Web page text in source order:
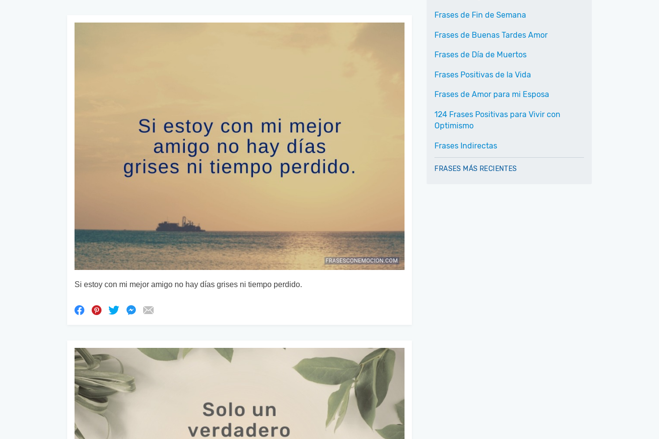
Si estoy con mi mejor amigo no hay días grises ni tiempo perdido.
Frases de Fin de Semana
Frases de Buenas Tardes Amor
Frases de Día de Muertos
Frases Positivas de la Vida
Frases de Amor para mi Esposa
124 Frases Positivas para Vivir con
Optimismo
Frases Indirectas
FRASES MÁS RECIENTES